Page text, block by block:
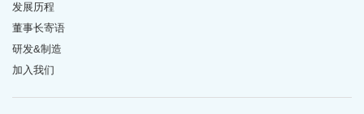
发展历程
董事长寄语
研发&制造
加入我们